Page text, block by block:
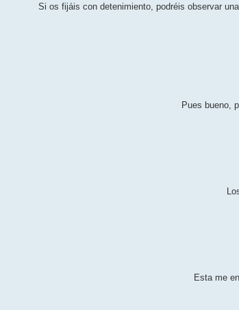
Si os fijáis con detenimiento, podréis observar
Pues bueno,
Esta me